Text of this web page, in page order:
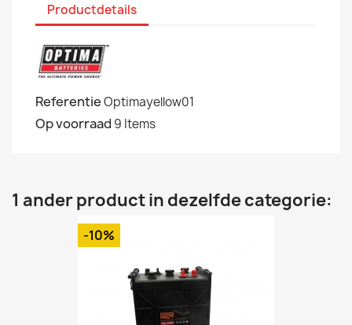
Productdetails
ReferentieOptimayellow01
Op voorraad 9 Items
1 ander product in dezelfde categorie:
-10%